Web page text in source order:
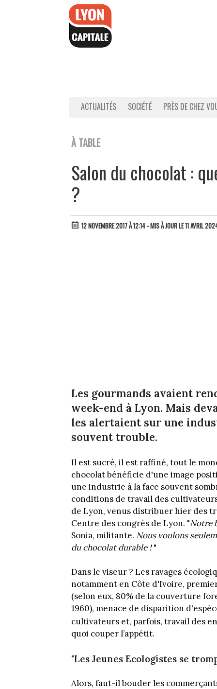
ACTUALITÉS SOCIÉTÉ PRÈS DE CHEZ
À TABLE
Salon du chocolat :
?
12 NOVEMBRE 2017 À 12:14 - MIS À JOUR LE 11 AVRIL
Les gourmands avaient
week-end à Lyon. Mais
les alertaient sur une
souvent trouble.
Il est sucré, il est raffiné, tout le
chocolat bénéficie d'une image
une industrie à la face souvent
conditions de travail des
de Lyon, venus distribuer hier des
Centre des congrès de Lyon. "Notre
Sonia, militante. Nous voulons
du chocolat durable !"
Dans le viseur ? Les ravages
notamment en Côte d'Ivoire,
(selon eux, 80% de la couverture
1960), menace de disparition
cultivateurs et, parfois, travail des
quoi couper l’appétit.
"Les Jeunes Ecologistes se
Alors, faut-il bouder les